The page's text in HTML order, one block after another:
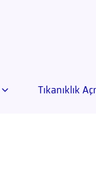
Tıkanıklık